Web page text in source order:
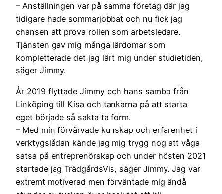
– Anställningen var på samma företag där jag
tidigare hade sommarjobbat och nu fick jag
chansen att prova rollen som arbetsledare.
Tjänsten gav mig många lärdomar som
kompletterade det jag lärt mig under studietiden,
säger Jimmy.
År 2019 flyttade Jimmy och hans sambo från
Linköping till Kisa och tankarna på att starta
eget började så sakta ta form.
– Med min förvärvade kunskap och erfarenhet i
verktygslådan kände jag mig trygg nog att våga
satsa på entreprenörskap och under hösten 2021
startade jag TrädgårdsVis, säger Jimmy. Jag var
extremt motiverad men förväntade mig ändå